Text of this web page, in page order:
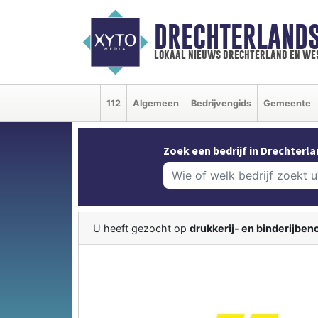
lokaal nieuws drechterland en
112 Algemeen Bedrijvengids Gemeente
Zoek een bedrijf in
U heeft gezocht op drukkerij- en